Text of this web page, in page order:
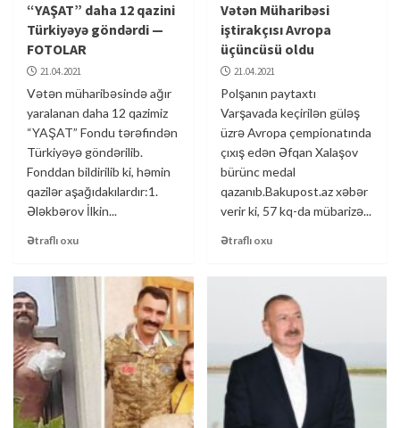
“YAŞAT” daha 12 qazini
Türkiyəyə göndərdi —
FOTOLAR
21.04.2021
Vətən müharibəsində ağır
yaralanan daha 12 qazimiz
“YAŞAT” Fondu tərəfindən
Türkiyəyə göndərilib.
Fonddan bildirilib ki, həmin
qazilər aşağıdakılardır:1.
Ələkbərov İlkin...
Ətraflı oxu
Vətən Müharibəsi
iştirakçısı Avropa
üçüncüsü oldu
21.04.2021
Polşanın paytaxtı
Varşavada keçirilən güləş
üzrə Avropa çempionatında
çıxış edən Əfqan Xalaşov
bürünc medal
qazanıb.Bakupost.az xəbər
verir ki, 57 kq-da mübarizə...
Ətraflı oxu